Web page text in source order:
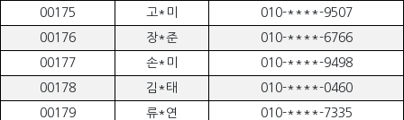
00175
고*미
010-****-9507
00176
장*준
010-****-6766
00177
손*미
010-****-9498
00178
김*태
010-****-0460
00179
류*연
010-****-7335